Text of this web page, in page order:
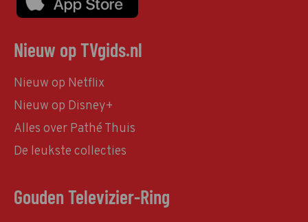
Nieuw op TVgids.nl
Nieuw op Netflix
Nieuw op Disney+
Alles over Pathé Thuis
De leukste collecties
Gouden Televizier-Ring